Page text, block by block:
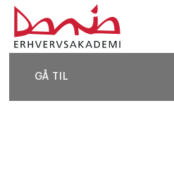
GÅ TIL
DEL SIDEN